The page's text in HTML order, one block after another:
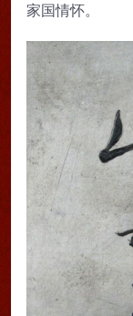
家国情怀。